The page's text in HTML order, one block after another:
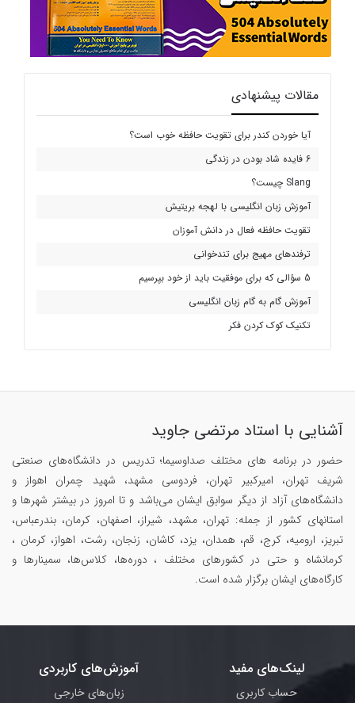
مقالات پیشنهادی
آیا خوردن کندر برای تقویت حافظه خوب است؟
6 فایده شاد بودن در زندگی
Slang چیست؟
آموزش زبان انگلیسی با لهجه بریتیش
تقویت حافظه فعال در دانش آموزان
ترفندهای مهیج برای تندخوانی
5 سؤالی که برای موفقیت باید از خود بپرسیم
آموزش گام به گام زبان انگلیسی
تکنیک کوک کردن فکر
آشنایی با استاد مرتضی جاوید
حضور در برنامه های مختلف صداوسیما؛ تدریس در دانشگاه‌های صنعتی
شریف تهران، امیرکبیر تهران، فردوسی مشهد، شهید چمران اهواز و
دانشگاه‌های آزاد از دیگر سوابق ایشان می‌باشد و تا امروز در بیشتر شهرها و
استانهای کشور از جمله: تهران، مشهد، شیراز، اصفهان، کرمان، بندرعباس،
تبریز، ارومیه، کرج، قم، همدان، یزد، کاشان، زنجان، رشت، اهواز، کرمان ،
کرمانشاه و حتی در کشورهای مختلف ، دوره‌ها، کلاس‌ها، سمینار‌ها و
کارگاه‌های ایشان برگزار شده است.
لینک‌های مفید
حساب کاربری
آموزش‌های کاربردی
زبان‌های خارجی